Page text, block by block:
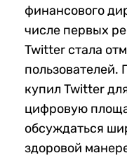
финансового
числе первых
Twitter стала
пользователей.
купил Twitter
цифровую
обсуждаться
здоровой